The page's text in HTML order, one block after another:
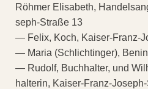
Röhmer Elisabeth,
seph-Straße 13
— Felix, Koch, Kaiser-Franz-
— Maria (Schlichtinger),
— Rudolf, Buchhalter, und
halterin, Kaiser-Franz-